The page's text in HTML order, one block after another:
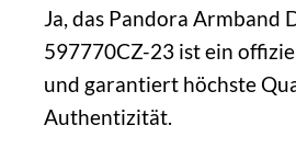
Ja, das Pandora Armband
597770CZ-23 ist ein
und garantiert höchste
Authentizität.